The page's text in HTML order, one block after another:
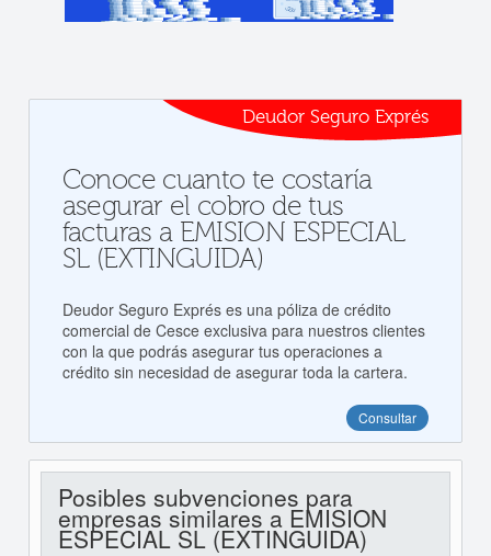
Deudor Seguro Exprés
Conoce cuanto te costaría
asegurar el cobro de tus
facturas a EMISION ESPECIAL
SL (EXTINGUIDA)
Deudor Seguro Exprés es una póliza de crédito
comercial de Cesce exclusiva para nuestros clientes
con la que podrás asegurar tus operaciones a
crédito sin necesidad de asegurar toda la cartera.
Consultar
Posibles subvenciones para
empresas similares a EMISION
ESPECIAL SL (EXTINGUIDA)